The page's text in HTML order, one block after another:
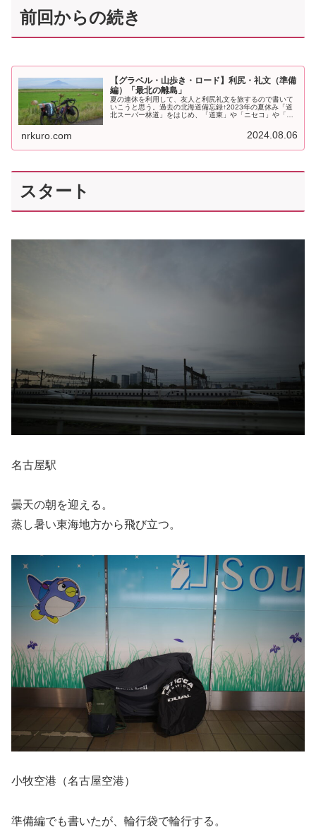
前回からの続き
【グラベル・山歩き・ロード】利尻・礼文（準備
編）「最北の離島」
夏の連休を利用して、友人と利尻礼文を旅するので書いて
いこうと思う。過去の北海道備忘録↑2023年の夏休み「道
北スーパー林道」をはじめ、「道東」や「ニセコ」や「千
nrkuro.com 2024.08.06
スタート
名古屋駅
曇天の朝を迎える。
蒸し暑い東海地方から飛び立つ。
小牧空港（名古屋空港）
準備編でも書いたが、輪行袋で輪行する。